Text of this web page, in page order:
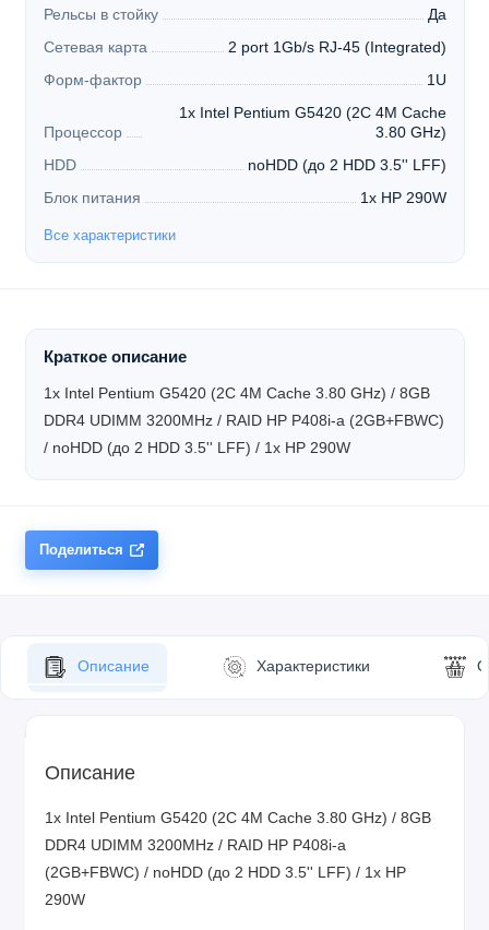
Рельсы в стойку
Да
Сетевая карта
2 port 1Gb/s RJ-45 (Integrated)
Форм-фактор
1U
Процессор
1x Intel Pentium G5420 (2C 4M Cache
3.80 GHz)
HDD
noHDD (до 2 HDD 3.5'' LFF)
Блок питания
1x HP 290W
Все характеристики
Краткое описание
1x Intel Pentium G5420 (2C 4M Cache 3.80 GHz) / 8GB
DDR4 UDIMM 3200MHz / RAID HP P408i-a (2GB+FBWC)
/ noHDD (до 2 HDD 3.5'' LFF) / 1x HP 290W
Поделиться
Описание Характеристики
Описание
1x Intel Pentium G5420 (2C 4M Cache 3.80 GHz) / 8GB
DDR4 UDIMM 3200MHz / RAID HP P408i-a
(2GB+FBWC) / noHDD (до 2 HDD 3.5'' LFF) / 1x HP
290W